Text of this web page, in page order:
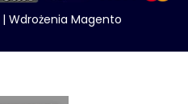
| Wdrożenia Magento